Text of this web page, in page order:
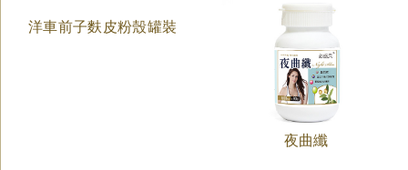
洋車前子麩皮粉殼罐裝
夜曲纖